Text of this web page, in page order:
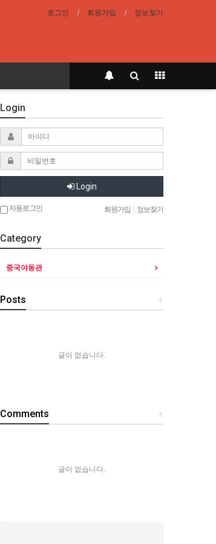
로그인 회원가입 정보찾기
Login
Login
자동로그인 회원가입 정보찾기
Category
중국야동관
+
Posts
글이 없습니다.
+
Comments
글이 없습니다.